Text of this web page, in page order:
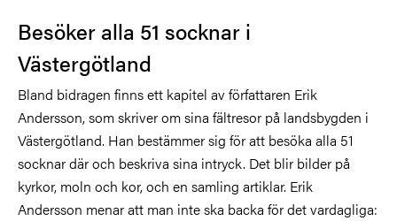
Besöker alla 51 socknar i
Västergötland
Bland bidragen finns ett kapitel av författaren Erik
Andersson, som skriver om sina fältresor på landsbygden i
Västergötland. Han bestämmer sig för att besöka alla 51
socknar där och beskriva sina intryck. Det blir bilder på
kyrkor, moln och kor, och en samling artiklar. Erik
Andersson menar att man inte ska backa för det vardagliga: